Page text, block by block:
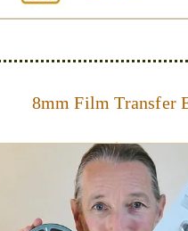
8mm Film Transfer
Simplify - get your films in a "grab
We transfer 8mm or Super 8 films
stick (or hard drive.)